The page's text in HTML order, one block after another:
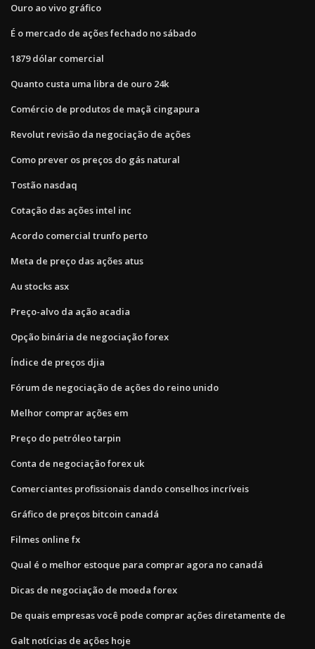
Ouro ao vivo gráfico
É o mercado de ações fechado no sábado
1879 dólar comercial
Quanto custa uma libra de ouro 24k
Comércio de produtos de maçã cingapura
Revolut revisão da negociação de ações
Como prever os preços do gás natural
Tostão nasdaq
Cotação das ações intel inc
Acordo comercial trunfo perto
Meta de preço das ações atus
Au stocks asx
Preço-alvo da ação acadia
Opção binária de negociação forex
Índice de preços djia
Fórum de negociação de ações do reino unido
Melhor comprar ações em
Preço do petróleo tarpin
Conta de negociação forex uk
Comerciantes profissionais dando conselhos incríveis
Gráfico de preços bitcoin canadá
Filmes online fx
Qual é o melhor estoque para comprar agora no canadá
Dicas de negociação de moeda forex
De quais empresas você pode comprar ações diretamente de
Galt notícias de ações hoje